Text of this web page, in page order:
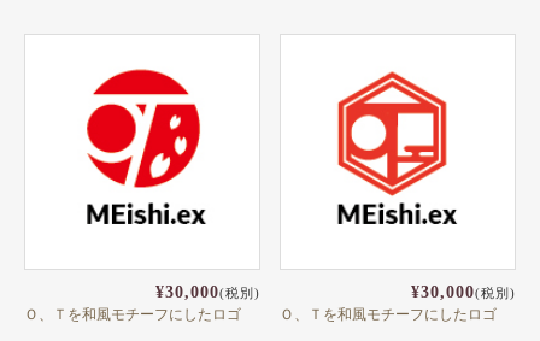
証券・金融
不動産
美容・サロン
ショップ
¥30,000(税別)
Ｏ、Ｔを和風モチーフにしたロゴ
¥30,000(税別)
Ｏ、Ｔを和風モチーフにしたロゴ